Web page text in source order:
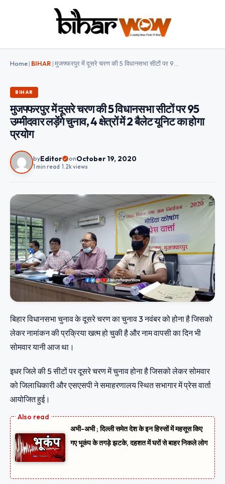
Home| BIHAR|
BIHAR
मुजफ्फरपुर में दूसरे चरण की 5 विधानसभा सीटों पर 95
उम्मीदवार लड़ेंगे चुनाव, 4 क्षेत्रों में 2 बैलेट यूनिट का होगा
प्रयोग
byEditor onOctober 19, 2020
1 min read 1.2k views
बिहार विधानसभा चुनाव के दूसरे चरण का चुनाव 3 नवंबर को होना है जिसको
लेकर नामांकन की प्रक्रिया खत्म हो चुकी है और नाम वापसी का दिन भी
सोमवार यानी आज था।
इधर जिले की 5 सीटों पर दूसरे चरण में चुनाव होना है जिसको लेकर सोमवार
को जिलाधिकारी और एसएसपी ने समाहरणालय स्थित सभागार में प्रेस वार्ता
आयोजित हुई।
अभी-अभी ; दिल्ली समेत देश के इन हिस्सों में महसूस किए
गए भूकंप के तगड़े झटके, दहशत में घरों से बाहर निकले लोग